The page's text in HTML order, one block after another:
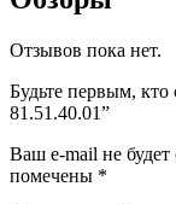
Отзывов пока нет.
Будьте первым,
81.51.40.01”
Ваш e-mail не будет
помечены *